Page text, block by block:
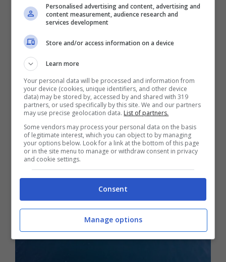
può avere unimpatto significativo sulla
floragià presente nel Mar Mediterraneo,
dell’ecosistema e alterando la biodiversità. Si
può trovare in svariati ambienti diversi, e
dalle coste americane è riuscito a
raggiungere luoghi come il Mare del Nordi, il
Mar Giallo, il Mar Nero e il Mar Mediterraneo.
Personalised advertising and content, advertising and
content measurement, audience research and
services development
Store and/or access information on a device
Learn more
Your personal data will be processed and information from
your device (cookies, unique identifiers, and other device
data) may be stored by, accessed by and shared with 319
partners, or used specifically by this site. We and our partners
may use precise geolocation data. List of partners.
Some vendors may process your personal data on the basis
of legitimate interest, which you can object to by managing
your options below. Look for a link at the bottom of this page
or in the site menu to manage or withdraw consent in privacy
and cookie settings.
Consent
Manage options